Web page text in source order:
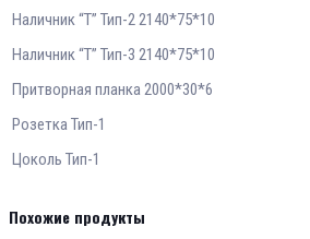
Наличник “Т” Тип-2 2140*75*10
Наличник “Т” Тип-3 2140*75*10
Притворная планка 2000*30*6
Розетка Тип-1
Цоколь Тип-1
Похожие продукты